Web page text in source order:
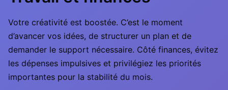
Votre créativité est boostée. C’est le moment
d’avancer vos idées, de structurer un plan et de
demander le support nécessaire. Côté finances, évitez
les dépenses impulsives et privilégiez les priorités
importantes pour la stabilité du mois.